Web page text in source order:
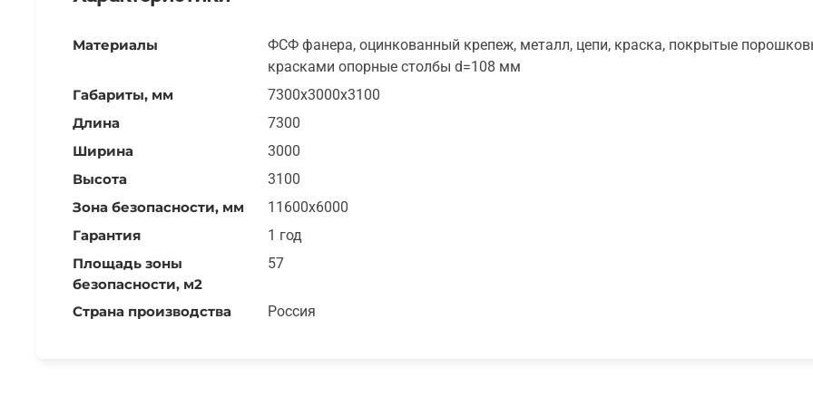
Материалы
ФСФ фанера, оцинкованный крепеж, металл, цепи, краска, покрытые
красками опорные столбы d=108 мм
Габариты, мм
7300x3000x3100
Длина
7300
Ширина
3000
Высота
3100
Зона безопасности, мм
11600x6000
Гарантия
1 год
Площадь зоны
безопасности, м2
57
Страна производства Россия